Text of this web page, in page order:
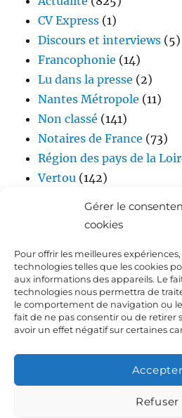
Gérer le
cookies
Pour offrir les meilleures
technologies telles que les cookies
aux informations des appareils. Le
technologies nous permettra de
le comportement de navigation ou
fait de ne pas consentir ou de
avoir un effet négatif sur certaines
Accepter
Refuser
CV Express (1)
Discours et interviews (5)
Francophonie (14)
Lu dans la presse (2)
Nantes Métropole (11)
Non classé (141)
Notaires de France (73)
Région des pays de la
Vertou (142)
Accueil